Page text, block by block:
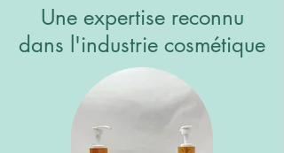
Une expertise reconnu
dans l'industrie cosmétique